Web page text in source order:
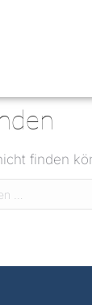
finden